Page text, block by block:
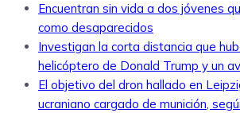
Encuentran sin vida a dos jóvenes
como desaparecidos
Investigan la corta distancia que
helicóptero de Donald Trump y un
El objetivo del dron hallado en
ucraniano cargado de munición,